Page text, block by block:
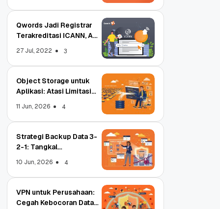
Qwords Jadi Registrar
Terakreditasi ICANN, Apa
27 Jul, 2022 3
Object Storage untuk
Aplikasi: Atasi Limitasi
11 Jun, 2026 4
Strategi Backup Data 3-
2-1: Tangkal
10 Jun, 2026 4
VPN untuk Perusahaan:
Cegah Kebocoran Data